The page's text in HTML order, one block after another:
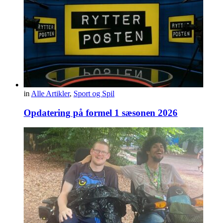
in Alle Artikler, Sport og Spil
Opdatering på formel 1 sæsonen 2026